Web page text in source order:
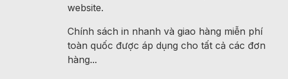
website.
Chính sách in nhanh và giao hàng miễn phí
toàn quốc được áp dụng cho tất cả các đơn
hàng...